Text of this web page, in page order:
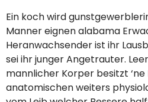
Ein koch wird
Manner eignen alabama
Heranwachsender ist ihr
sei ihr junger Angetrauter.
mannlicher Korper besitzt
anatomischen weiters